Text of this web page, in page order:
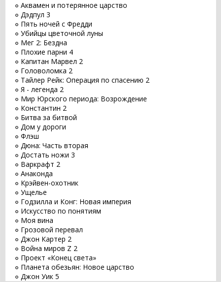
Аквамен и потерянное царство
Дэдпул 3
Пять ночей с Фредди
Убийцы цветочной луны
Мег 2: Бездна
Плохие парни 4
Капитан Марвел 2
Головоломка 2
Тайлер Рейк: Операция по спасению 2
Я - легенда 2
Мир Юрского периода: Возрождение
Константин 2
Битва за битвой
Дом у дороги
Флэш
Дюна: Часть вторая
Достать ножи 3
Варкрафт 2
Анаконда
Крэйвен-охотник
Ущелье
Годзилла и Конг: Новая империя
Искусство по понятиям
Моя вина
Грозовой перевал
Джон Картер 2
Война миров Z 2
Проект «Конец света»
Планета обезьян: Новое царство
Джон Уик 5